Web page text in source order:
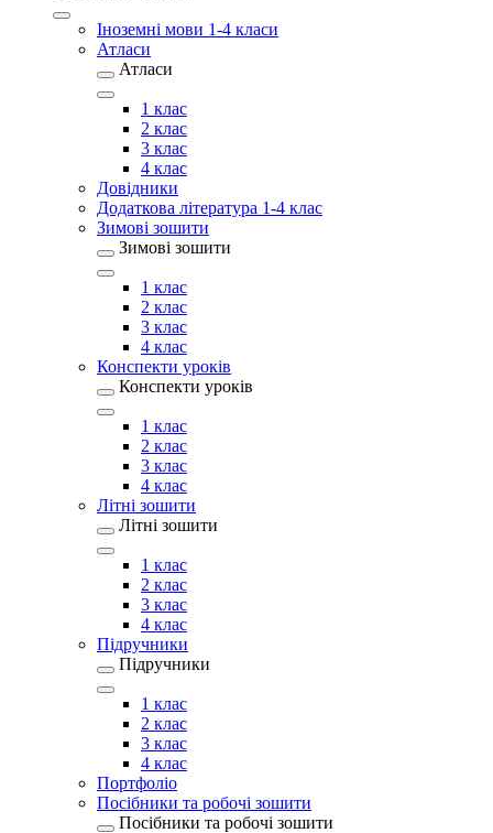
Іноземні мови 1-4 класи
Атласи
Атласи
1 клас
2 клас
3 клас
4 клас
Довідники
Додаткова література 1-4 клас
Зимові зошити
Зимові зошити
1 клас
2 клас
3 клас
4 клас
Конспекти уроків
Конспекти уроків
1 клас
2 клас
3 клас
4 клас
Літні зошити
Літні зошити
1 клас
2 клас
3 клас
4 клас
Підручники
Підручники
1 клас
2 клас
3 клас
4 клас
Портфоліо
Посібники та робочі зошити
Посібники та робочі зошити